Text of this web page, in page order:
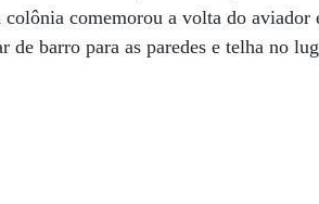
colônia comemorou a volta do
de barro para as paredes e telha no